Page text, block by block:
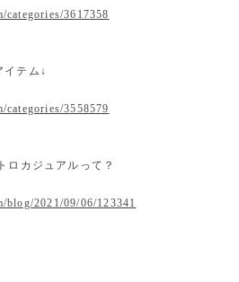
3617358
イテム↓
3558579
ロカジュアルって？
2021/09/06/123341